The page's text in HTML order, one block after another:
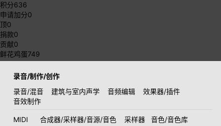
积分636
申请加分0
顶0
捐款0
贡献0
鲜花鸡蛋749
录音/制作/创作
录音/混音
建筑与室内声学 音频编辑
效果器/插件
音效制作
MIDI 合成器/采样器/音源/音色 采样器 音色/音色库